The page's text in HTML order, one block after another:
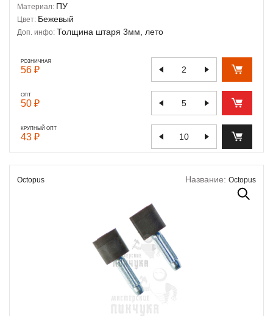
Материал: ПУ
Цвет: Бежевый
Доп. инфо: Толщина штаря 3мм, лето
РОЗНИЧНАЯ
56 ₽
ОПТ
50 ₽
КРУПНЫЙ ОПТ
43 ₽
Octopus Название: Octopus